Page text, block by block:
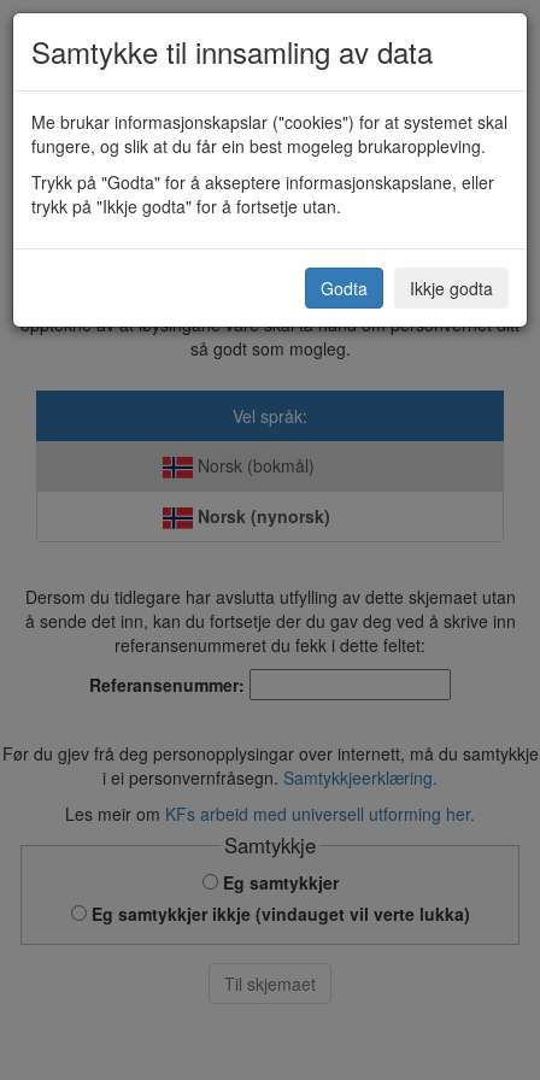
Høyringsuttale
Kvinnherad kommune
Dette skjemaet blir sendt elektronisk direkte til kommunen. Vi er
opptekne av at løysingane våre skal ta hand om personvernet ditt
så godt som mogleg.
Vel språk:
Norsk (bokmål)
Norsk (nynorsk)
Dersom du tidlegare har avslutta utfylling av dette skjemaet utan
å sende det inn, kan du fortsetje der du gav deg ved å skrive inn
referansenummeret du fekk i dette feltet:
Referansenummer:
Før du gjev frå deg personopplysingar over internett, må du samtykkje
i ei personvernfråsegn. Samtykkjeerklæring.
Les meir om KFs arbeid med universell utforming her.
Samtykkje
Eg samtykkjer
Eg samtykkjer ikkje (vindauget vil verte lukka)
Til skjemaet
Samtykke til innsamling av data
Me brukar informasjonskapslar ("cookies") for at systemet skal
fungere, og slik at du får ein best mogeleg brukaroppleving.
Trykk på "Godta" for å akseptere informasjonskapslane, eller
trykk på "Ikkje godta" for å fortsetje utan.
Godta Ikkje godta